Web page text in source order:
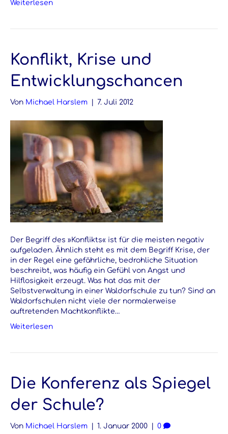
Weiterlesen
Konflikt, Krise und
Entwicklungschancen
Von Michael Harslem 7. Juli 2012
Der Begriff des »Konflikts« ist für die meisten negativ
aufgeladen. Ähnlich steht es mit dem Begriff Krise, der
in der Regel eine gefährliche, bedrohliche Situation
beschreibt, was häufig ein Gefühl von Angst und
Hilflosigkeit erzeugt. Was hat das mit der
Selbstverwaltung in einer Waldorfschule zu tun? Sind an
Waldorfschulen nicht viele der normalerweise
auftretenden Machtkonflikte…
Weiterlesen
Die Konferenz als Spiegel
der Schule?
Von Michael Harslem 1. Januar 2000 0